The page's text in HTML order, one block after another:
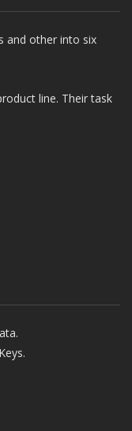
and other into six
line. Their task